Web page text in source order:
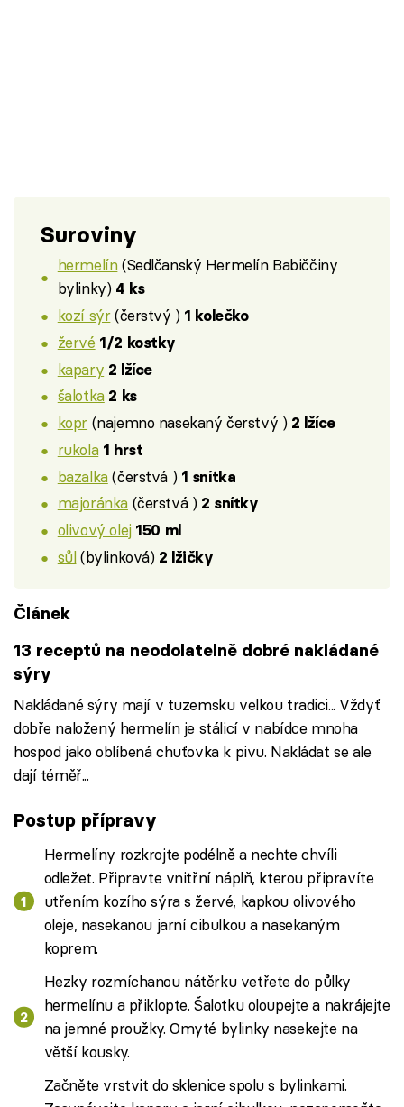
Suroviny
hermelín(Sedlčanský Hermelín Babiččiny
bylinky) 4 ks
kozí sýr(čerstvý ) 1 kolečko
žervé 1/2 kostky
kapary 2 lžíce
šalotka 2 ks
kopr (najemno nasekaný čerstvý ) 2 lžíce
rukola 1 hrst
bazalka(čerstvá ) 1 snítka
majoránka(čerstvá ) 2 snítky
olivový olej 150 ml
sůl(bylinková) 2 lžičky
Článek
13 receptů na neodolatelně dobré nakládané
sýry
Nakládané sýry mají v tuzemsku velkou tradici... Vždyť
dobře naložený hermelín je stálicí v nabídce mnoha
hospod jako oblíbená chuťovka k pivu. Nakládat se ale
dají téměř...
Postup přípravy
Hermelíny rozkrojte podélně a nechte chvíli
odležet. Připravte vnitřní náplň, kterou připravíte
utřením kozího sýra s žervé, kapkou olivového
oleje, nasekanou jarní cibulkou a nasekaným
koprem.
Hezky rozmíchanou nátěrku vetřete do půlky
hermelínu a přiklopte. Šalotku oloupejte a nakrájejte
na jemné proužky. Omyté bylinky nasekejte na
větší kousky.
Začněte vrstvit do sklenice spolu s bylinkami.